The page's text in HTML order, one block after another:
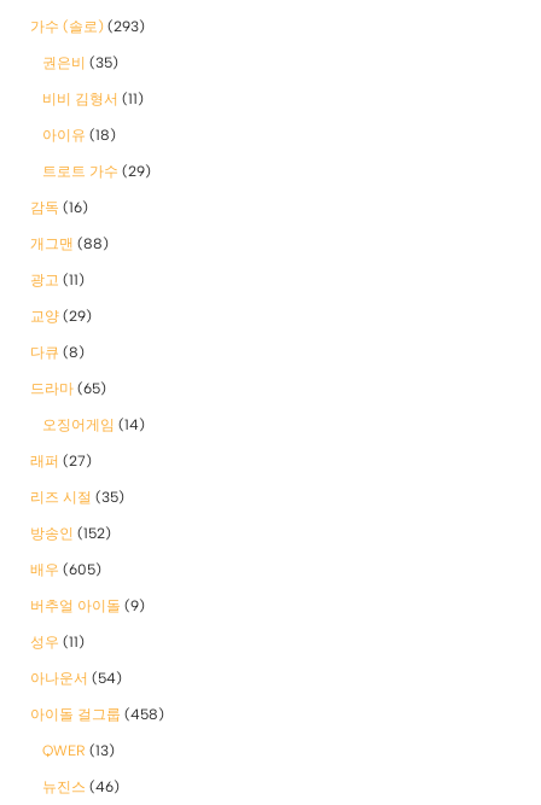
가수 (솔로) (293)
권은비 (35)
비비 김형서 (11)
아이유 (18)
트로트 가수 (29)
감독 (16)
개그맨 (88)
광고 (11)
교양 (29)
다큐 (8)
드라마 (65)
오징어게임 (14)
래퍼 (27)
리즈 시절 (35)
방송인 (152)
배우 (605)
버추얼 아이돌 (9)
성우 (11)
아나운서 (54)
아이돌 걸그룹 (458)
QWER (13)
뉴진스 (46)